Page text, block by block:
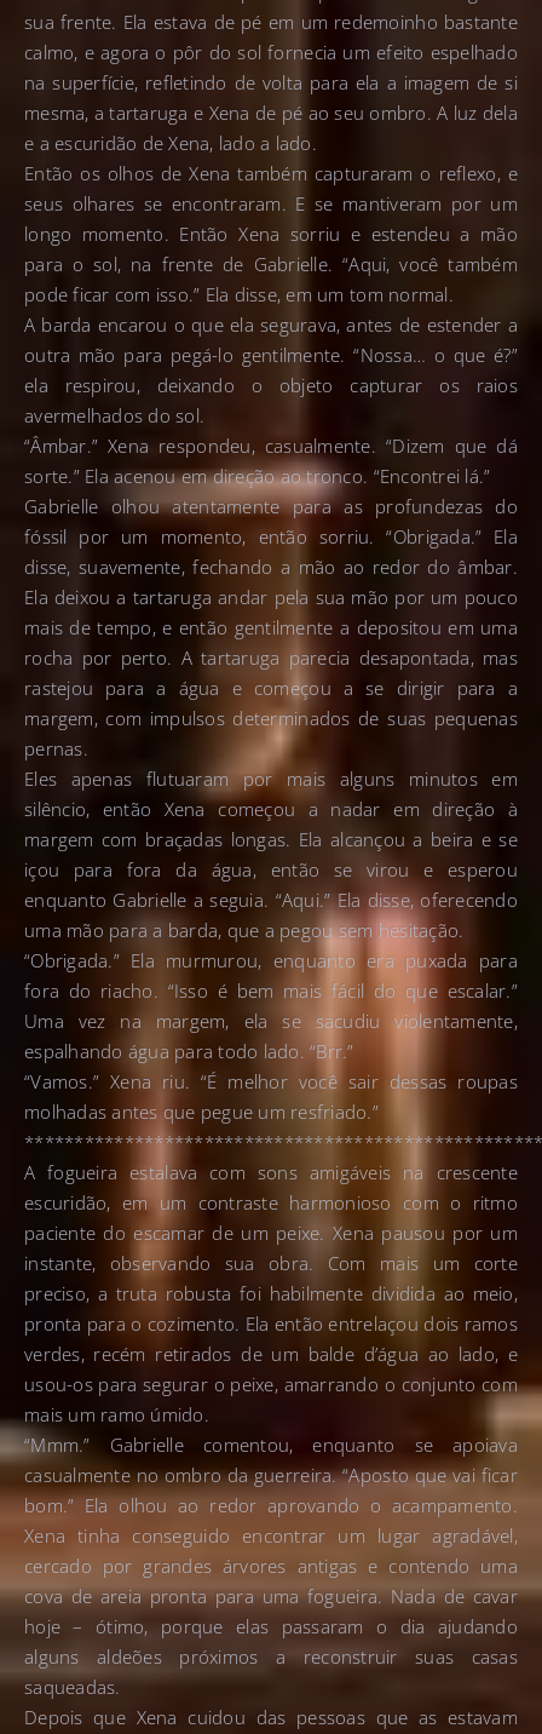
sua frente. Ela estava de pé em um redemoinho bastante
calmo, e agora o pôr do sol fornecia um efeito espelhado
na superfície, refletindo de volta para ela a imagem de si
mesma, a tartaruga e Xena de pé ao seu ombro. A luz dela
e a escuridão de Xena, lado a lado.
Então os olhos de Xena também capturaram o reflexo, e
seus olhares se encontraram. E se mantiveram por um
longo momento. Então Xena sorriu e estendeu a mão
para o sol, na frente de Gabrielle. “Aqui, você também
pode ficar com isso.” Ela disse, em um tom normal.
A barda encarou o que ela segurava, antes de estender a
outra mão para pegá-lo gentilmente. “Nossa… o que é?”
ela respirou, deixando o objeto capturar os raios
avermelhados do sol.
“Âmbar.” Xena respondeu, casualmente. “Dizem que dá
sorte.” Ela acenou em direção ao tronco. “Encontrei lá.”
Gabrielle olhou atentamente para as profundezas do
fóssil por um momento, então sorriu. “Obrigada.” Ela
disse, suavemente, fechando a mão ao redor do âmbar.
Ela deixou a tartaruga andar pela sua mão por um pouco
mais de tempo, e então gentilmente a depositou em uma
rocha por perto. A tartaruga parecia desapontada, mas
rastejou para a água e começou a se dirigir para a
margem, com impulsos determinados de suas pequenas
pernas.
Eles apenas flutuaram por mais alguns minutos em
silêncio, então Xena começou a nadar em direção à
margem com braçadas longas. Ela alcançou a beira e se
içou para fora da água, então se virou e esperou
enquanto Gabrielle a seguia. “Aqui.” Ela disse, oferecendo
uma mão para a barda, que a pegou sem hesitação.
“Obrigada.” Ela murmurou, enquanto era puxada para
fora do riacho. “Isso é bem mais fácil do que escalar.”
Uma vez na margem, ela se sacudiu violentamente,
espalhando água para todo lado. “Brr.”
“Vamos.” Xena riu. “É melhor você sair dessas roupas
molhadas antes que pegue um resfriado.”
A fogueira estalava com sons amigáveis na crescente
escuridão, em um contraste harmonioso com o ritmo
paciente do escamar de um peixe. Xena pausou por um
instante, observando sua obra. Com mais um corte
preciso, a truta robusta foi habilmente dividida ao meio,
pronta para o cozimento. Ela então entrelaçou dois ramos
verdes, recém retirados de um balde d’água ao lado, e
usou-os para segurar o peixe, amarrando o conjunto com
mais um ramo úmido.
“Mmm.” Gabrielle comentou, enquanto se apoiava
casualmente no ombro da guerreira. “Aposto que vai ficar
bom.” Ela olhou ao redor aprovando o acampamento.
Xena tinha conseguido encontrar um lugar agradável,
cercado por grandes árvores antigas e contendo uma
cova de areia pronta para uma fogueira. Nada de cavar
hoje – ótimo, porque elas passaram o dia ajudando
alguns aldeões próximos a reconstruir suas casas
saqueadas.
Depois que Xena cuidou das pessoas que as estavam